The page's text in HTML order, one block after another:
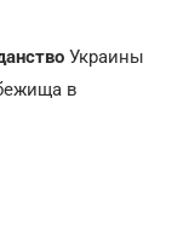
Украины
в